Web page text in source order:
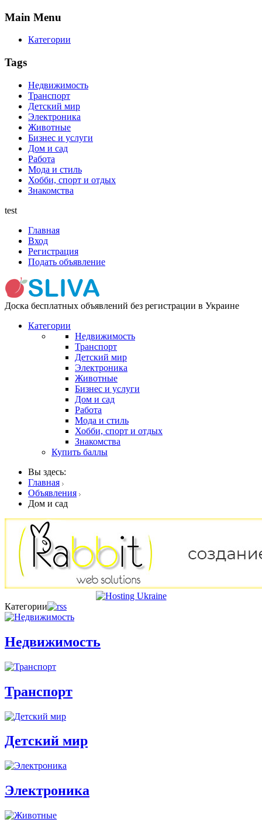
Main Menu
Категории
Tags
Недвижимость
Транспорт
Детский мир
Электроника
Животные
Бизнес и услуги
Дом и сад
Работа
Мода и стиль
Хобби, спорт и отдых
Знакомства
test
Главная
Вход
Регистрация
Подать объявление
Доска бесплатных объявлений без регистрации в Украине
Категории
Недвижимость
Транспорт
Детский мир
Электроника
Животные
Бизнес и услуги
Дом и сад
Работа
Мода и стиль
Хобби, спорт и отдых
Знакомства
Купить баллы
Вы здесь:
Главная
Объявления
Дом и сад
Категории
Недвижимость
Транспорт
Детский мир
Электроника